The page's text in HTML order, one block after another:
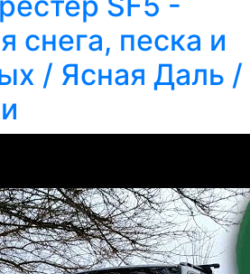
снега, песка и
/ Ясная Даль /